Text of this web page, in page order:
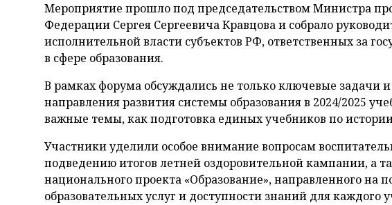
Мероприятие прошло под председательством Министра
Федерации Сергея Сергеевича Кравцова и собрало
исполнительной власти субъектов РФ, ответственных за
в сфере образования.
В рамках форума обсуждались не только ключевые задачи
направления развития системы образования в 2024/2025
важные темы, как подготовка единых учебников по
Участники уделили особое внимание вопросам
подведению итогов летней оздоровительной кампании, а
национального проекта «Образование», направленного на
образовательных услуг и доступности знаний для каждого